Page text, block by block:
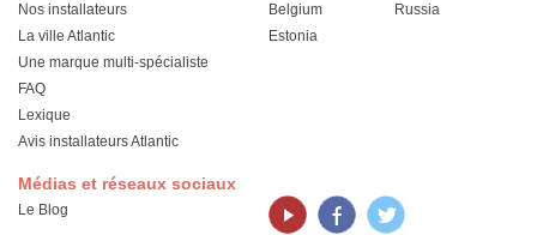
Nos installateurs
La ville Atlantic
Une marque multi-spécialiste
FAQ
Lexique
Avis installateurs Atlantic
Belgium
Estonia
Russia
Médias et réseaux sociaux
Le Blog